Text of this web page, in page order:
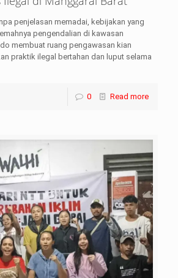
penjelasan memadai, kebijakan yang
pengendalian di kawasan
membuat ruang pengawasan kian
praktik ilegal bertahan dan luput selama
0 Read more